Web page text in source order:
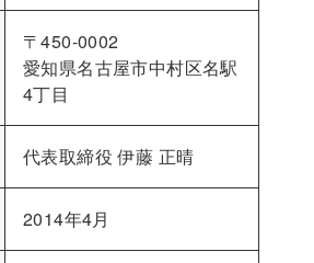
〒450-0002
愛知県名古屋市中村区名駅
4丁目
代表取締役 伊藤 正晴
2014年4月